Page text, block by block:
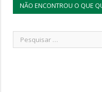
NÃO ENCONTROU O QUE